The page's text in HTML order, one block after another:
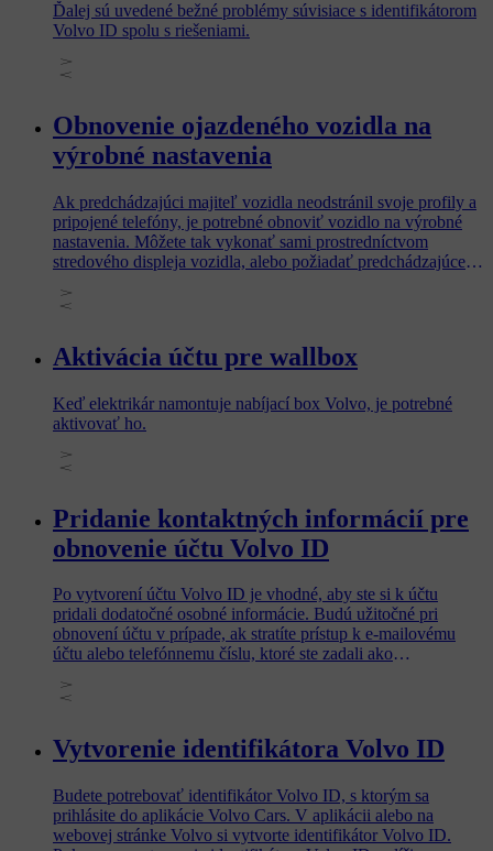
Ďalej sú uvedené bežné problémy súvisiace s identifikátorom
Volvo ID spolu s riešeniami.
Obnovenie ojazdeného vozidla na
výrobné nastavenia
Ak predchádzajúci majiteľ vozidla neodstránil svoje profily a
pripojené telefóny, je potrebné obnoviť vozidlo na výrobné
nastavenia. Môžete tak vykonať sami prostredníctvom
stredového displeja vozidla, alebo požiadať predchádzajúceho
Volvo Cars.
Aktivácia účtu pre wallbox
Keď elektrikár namontuje nabíjací box Volvo, je potrebné
aktivovať ho.
Pridanie kontaktných informácií pre
obnovenie účtu Volvo ID
Po vytvorení účtu Volvo ID je vhodné, aby ste si k účtu
pridali dodatočné osobné informácie. Budú užitočné pri
obnovení účtu v prípade, ak stratíte prístup k e-mailovému
účtu alebo telefónnemu číslu, ktoré ste zadali ako
ID. Rovnako to znamená, že si nebudete musieť vytvárať
Vytvorenie identifikátora Volvo ID
Budete potrebovať identifikátor Volvo ID, s ktorým sa
prihlásite do aplikácie Volvo Cars. V aplikácii alebo na
webovej stránke Volvo si vytvorte identifikátor Volvo ID.